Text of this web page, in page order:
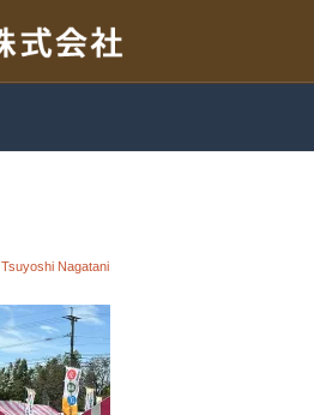
Tsuyoshi Nagatani